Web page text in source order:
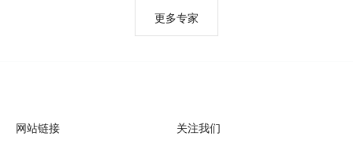
更多专家
网站链接 关注我们